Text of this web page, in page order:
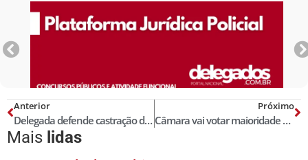
Anterior
Delegada defende castração dos suspeitos de estupro coletivo
Próximo
Câmara vai votar maioridade em junho, diz Cunha
Mais lidas